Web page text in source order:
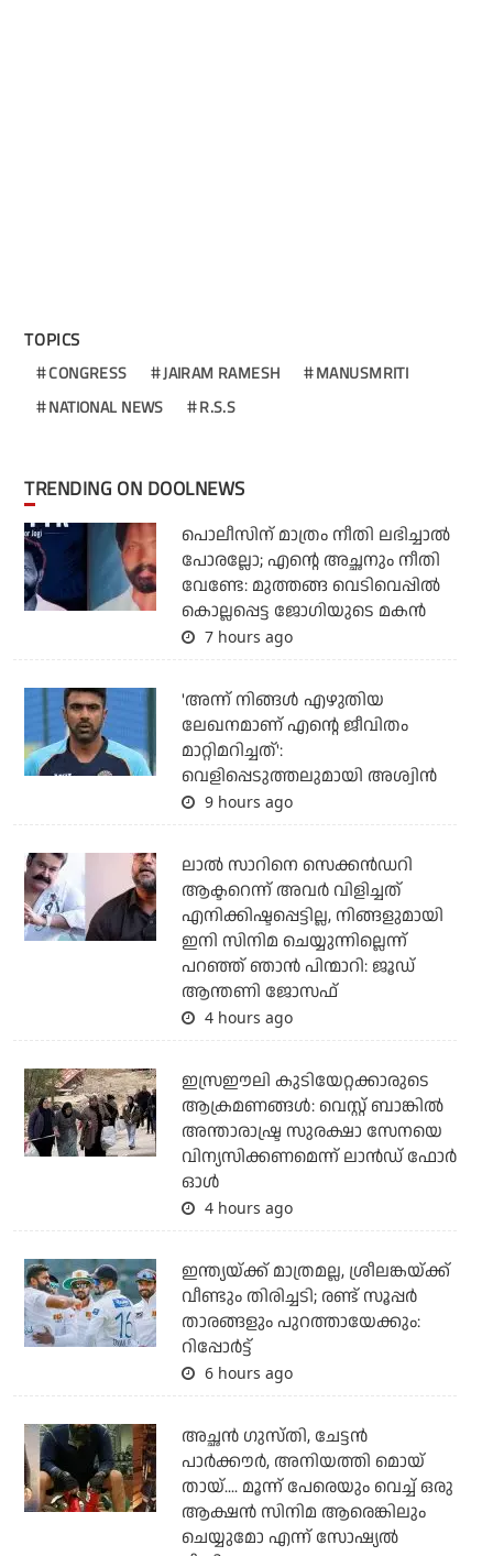
TOPICS
CONGRESS JAIRAM RAMESH
MANUSMRITI
NATIONAL NEWS
R.S.S
TRENDING ON DOOLNEWS
പൊലീസിന് മാത്രം നീതി ലഭിച്ചാല്‍
പോരല്ലോ; എന്റെ അച്ഛനും നീതി
വേണ്ടേ: മുത്തങ്ങ വെടിവെപ്പില്‍
കൊല്ലപ്പെട്ട ജോഗിയുടെ മകന്‍
7 hours ago
'അന്ന് നിങ്ങള്‍ എഴുതിയ
ലേഖനമാണ് എന്റെ ജീവിതം
മാറ്റിമറിച്ചത്':
വെളിപ്പെടുത്തലുമായി അശ്വിന്‍
9 hours ago
ലാല്‍ സാറിനെ സെക്കന്‍ഡറി
ആക്ടറെന്ന് അവര്‍ വിളിച്ചത്
എനിക്കിഷ്ടപ്പെട്ടില്ല, നിങ്ങളുമായി
ഇനി സിനിമ ചെയ്യുന്നില്ലെന്ന്
പറഞ്ഞ് ഞാന്‍ പിന്മാറി: ജൂഡ്
ആന്തണി ജോസഫ്
4 hours ago
ഇസ്രഈലി കുടിയേറ്റക്കാരുടെ
ആക്രമണങ്ങള്‍: വെസ്റ്റ് ബാങ്കില്‍
അന്താരാഷ്ട്ര സുരക്ഷാ സേനയെ
വിന്യസിക്കണമെന്ന് ലാന്‍ഡ് ഫോര്‍
ഓള്‍
4 hours ago
ഇന്ത്യയ്ക്ക് മാത്രമല്ല, ശ്രീലങ്കയ്ക്ക്
വീണ്ടും തിരിച്ചടി; രണ്ട് സൂപ്പര്‍
താരങ്ങളും പുറത്തായേക്കും:
റിപ്പോര്‍ട്ട്
6 hours ago
അച്ഛന്‍ ഗുസ്തി, ചേട്ടന്‍
പാര്‍ക്കൗര്‍, അനിയത്തി മൊയ്
തായ്.... മൂന്ന് പേരെയും വെച്ച് ഒരു
ആക്ഷന്‍ സിനിമ ആരെങ്കിലും
ചെയ്യുമോ എന്ന് സോഷ്യല്‍